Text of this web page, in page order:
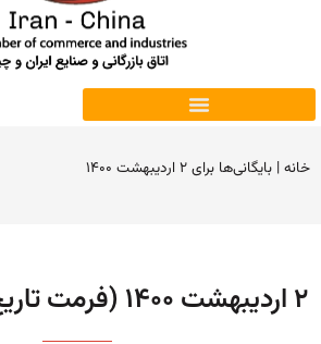
خانه| بایگانی‌ها برای ۲ اردیبهشت ۱۴۰۰
۲ اردیبهشت ۱۴۰۰ (فرمت تاریخ آرشیو روزانه)